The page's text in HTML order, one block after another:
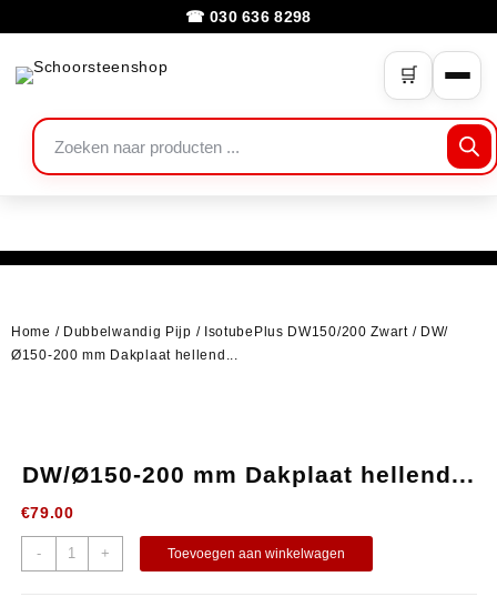
☎ 030 636 8298
🛒
Home / Dubbelwandig Pijp / IsotubePlus DW150/200 Zwart/ DW/
Ø150-200 mm Dakplaat hellend...
DW/Ø150-200 mm Dakplaat hellend...
€79.00
- + Toevoegen aan winkelwagen